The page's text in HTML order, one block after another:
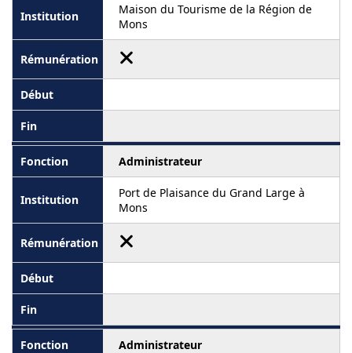
Maison du Tourisme de la Région de
Mons
Administrateur
Port de Plaisance du Grand Large à
Mons
Administrateur